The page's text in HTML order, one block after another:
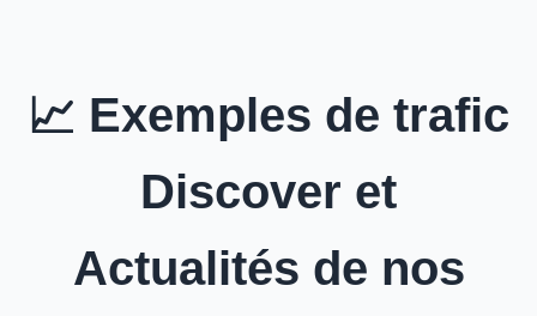
📈 Exemples de trafic
Discover et
Actualités de nos